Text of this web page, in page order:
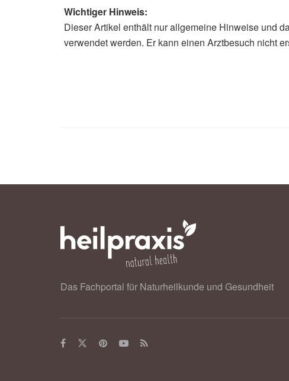
Wichtiger Hinweis:
Dieser Artikel enthält nur allgemeine Hinweise und
verwendet werden. Er kann einen Arztbesuch nicht
Das Fachportal für Naturheilkunde und Gesundheit